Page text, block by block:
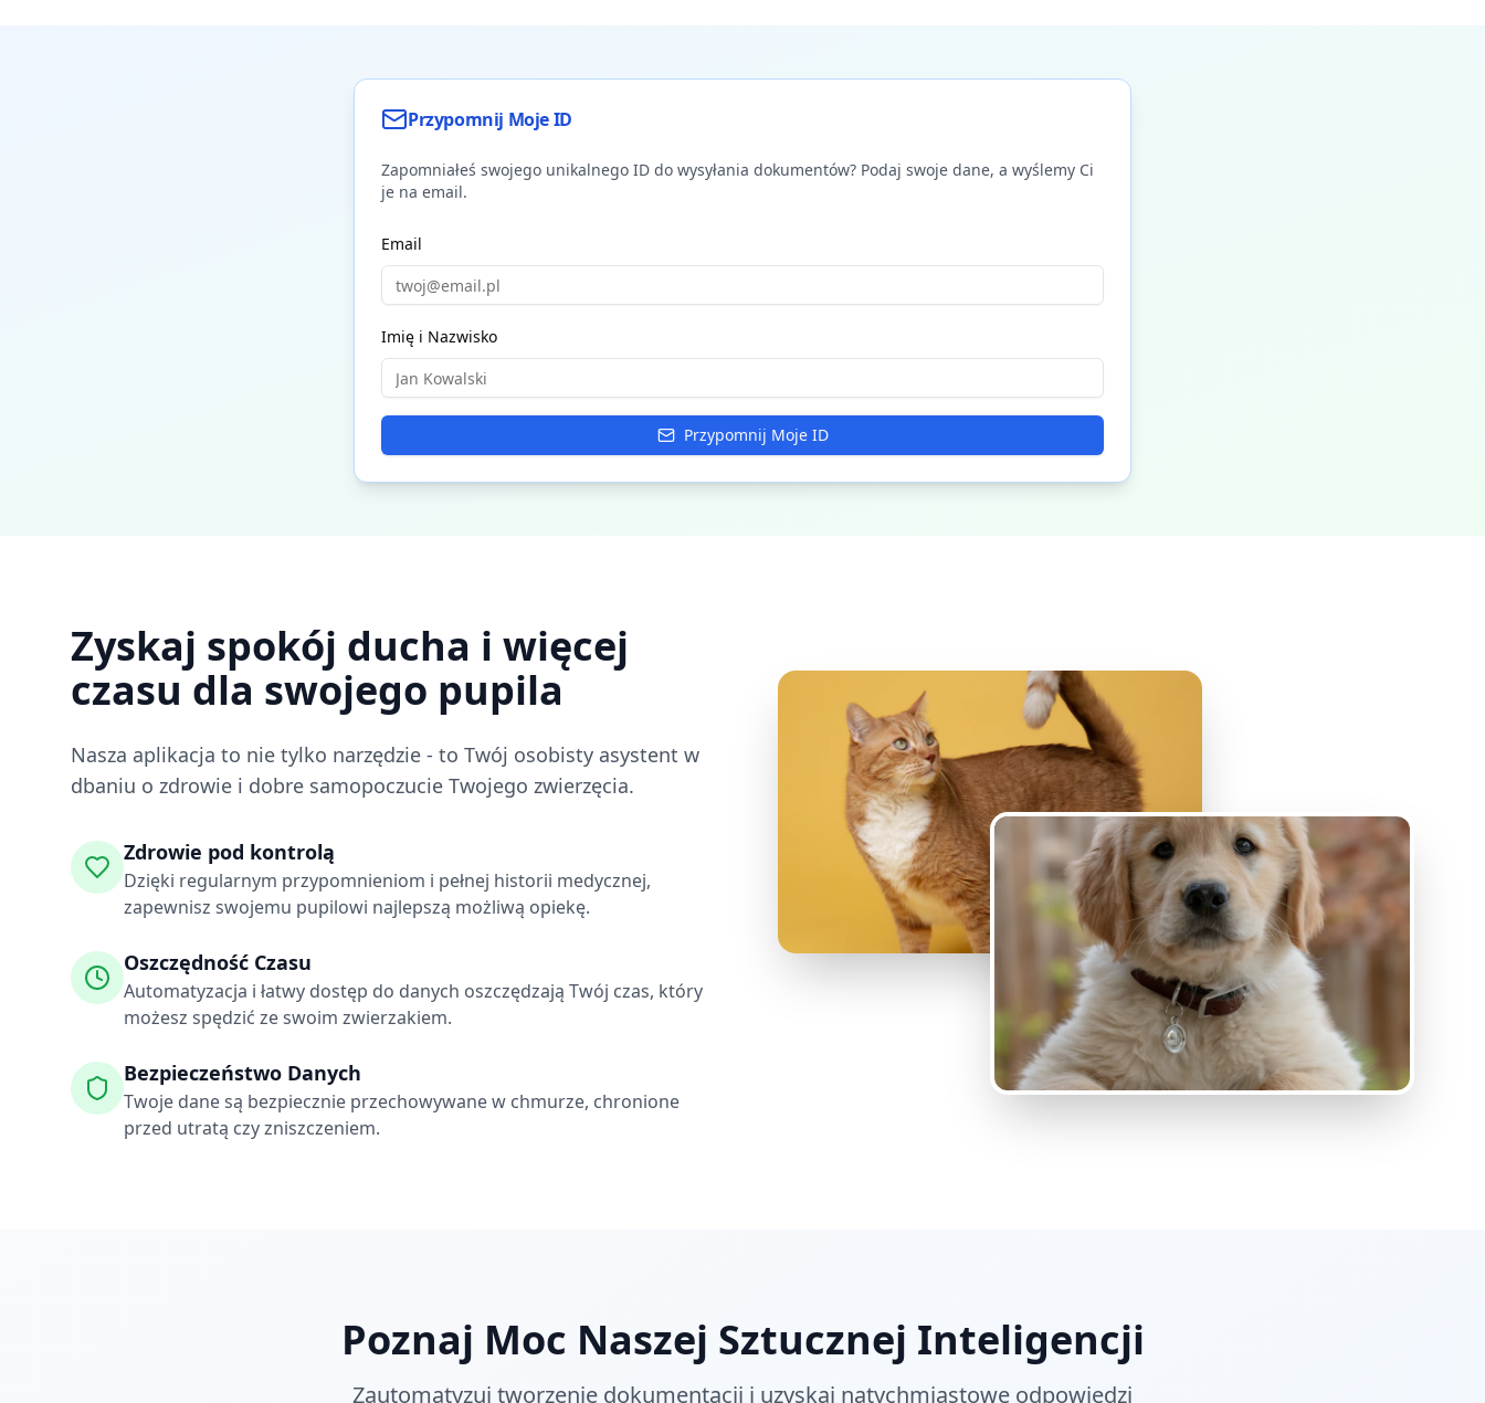
Przypomnij Moje ID
Zapomniałeś swojego unikalnego ID do wysyłania dokumentów? Podaj swoje dane, a wyślemy Ci
je na email.
Email
Imię i Nazwisko
Przypomnij Moje ID
Zyskaj spokój ducha i więcej
czasu dla swojego pupila
Nasza aplikacja to nie tylko narzędzie - to Twój osobisty asystent w
dbaniu o zdrowie i dobre samopoczucie Twojego zwierzęcia.
Zdrowie pod kontrolą
Dzięki regularnym przypomnieniom i pełnej historii medycznej,
zapewnisz swojemu pupilowi najlepszą możliwą opiekę.
Oszczędność Czasu
Automatyzacja i łatwy dostęp do danych oszczędzają Twój czas, który
możesz spędzić ze swoim zwierzakiem.
Bezpieczeństwo Danych
Twoje dane są bezpiecznie przechowywane w chmurze, chronione
przed utratą czy zniszczeniem.
Poznaj Moc Naszej Sztucznej Inteligencji
Zautomatyzuj tworzenie dokumentacji i uzyskaj natychmiastowe odpowiedzi